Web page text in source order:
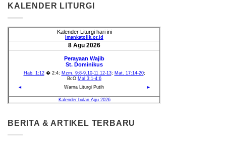
KALENDER LITURGI
BERITA & ARTIKEL TERBARU